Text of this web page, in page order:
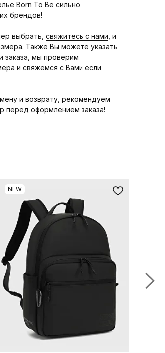
Born To Be сильно
брендов!
выбрать, свяжитесь с нами , и
Также Вы можете указать
заказа, мы проверим
и свяжемся с Вами если
и возврату, рекомендуем
перед оформлением заказа!
NEW